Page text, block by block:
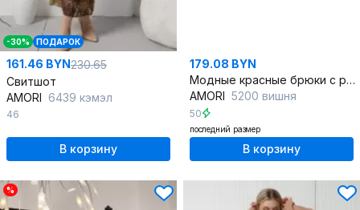
-30% ПОДАРОК
161.46 BYN230.65
Свитшот
AMORI 6439 кэмэл
46
В корзину
179.08 BYN
Модные красные брюки с разрезами по бокам
AMORI 5200 вишня
50
последний размер
В корзину
%